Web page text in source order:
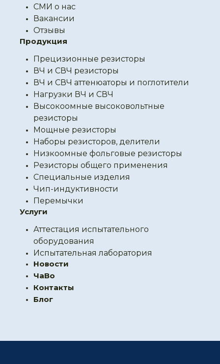
СМИ о нас
Вакансии
Отзывы
Продукция
Прецизионные резисторы
ВЧ и СВЧ резисторы
ВЧ и СВЧ аттенюаторы и поглотители
Нагрузки ВЧ и СВЧ
Высокоомные высоковольтные
резисторы
Мощные резисторы
Наборы резисторов, делители
Низкоомные фольговые резисторы
Резисторы общего применения
Специальные изделия
Чип-индуктивности
Перемычки
Услуги
Аттестация испытательного
оборудования
Испытательная лаборатория
Новости
ЧаВо
Контакты
Блог